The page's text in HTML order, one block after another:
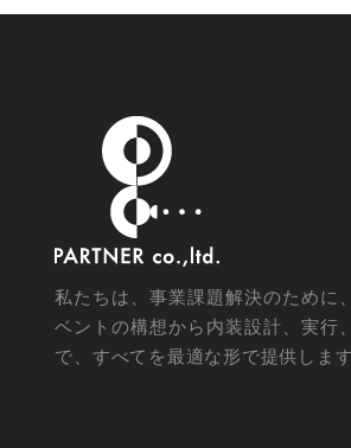
私たちは、事業課題解決のために
ベントの構想から内装設計、実行
で、すべてを最適な形で提供します